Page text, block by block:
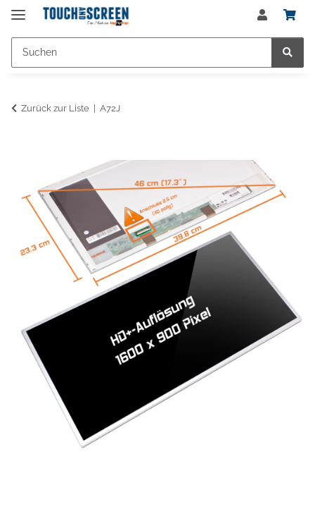
Zurück zur Liste A72J